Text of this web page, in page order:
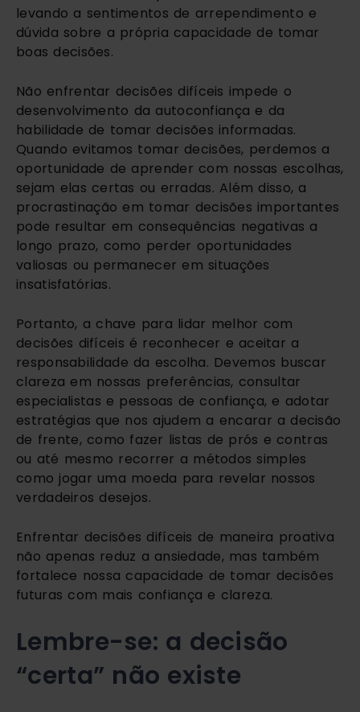
levando a sentimentos de arrependimento e
dúvida sobre a própria capacidade de tomar
boas decisões.
Não enfrentar decisões difíceis impede o
desenvolvimento da autoconfiança e da
habilidade de tomar decisões informadas.
Quando evitamos tomar decisões, perdemos a
oportunidade de aprender com nossas escolhas,
sejam elas certas ou erradas. Além disso, a
procrastinação em tomar decisões importantes
pode resultar em consequências negativas a
longo prazo, como perder oportunidades
valiosas ou permanecer em situações
insatisfatórias.
Portanto, a chave para lidar melhor com
decisões difíceis é reconhecer e aceitar a
responsabilidade da escolha. Devemos buscar
clareza em nossas preferências, consultar
especialistas e pessoas de confiança, e adotar
estratégias que nos ajudem a encarar a decisão
de frente, como fazer listas de prós e contras
ou até mesmo recorrer a métodos simples
como jogar uma moeda para revelar nossos
verdadeiros desejos.
Enfrentar decisões difíceis de maneira proativa
não apenas reduz a ansiedade, mas também
fortalece nossa capacidade de tomar decisões
futuras com mais confiança e clareza.
Lembre-se: a decisão
“certa” não existe